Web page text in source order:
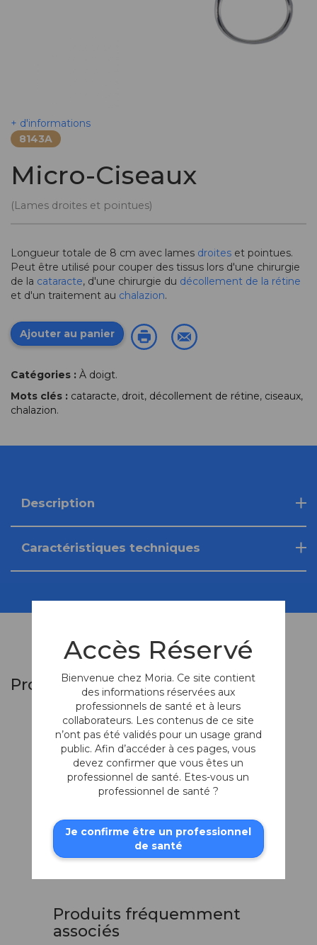
+ d'informations
8143A
Micro-Ciseaux
(Lames droites et pointues)
Longueur totale de 8 cm avec lames droites et pointues.
Peut être utilisé pour couper des tissus lors d'une chirurgie
de la cataracte, d'une chirurgie du décollement de la rétine
et d'un traitement au chalazion.
Ajouter au panier
Catégories : À doigt.
Mots clés : cataracte, droit, décollement de rétine, ciseaux,
chalazion.
Description
Caractéristiques techniques
Produits similaires
Ciseaux pour
Adultes
Produits fréquemment
associés
Accès Réservé
Bienvenue chez Moria. Ce site contient
des informations réservées aux
professionnels de santé et à leurs
collaborateurs. Les contenus de ce site
n’ont pas été validés pour un usage grand
public. Afin d’accéder à ces pages, vous
devez confirmer que vous êtes un
professionnel de santé. Etes-vous un
professionnel de santé ?
Je confirme être un professionnel
de santé